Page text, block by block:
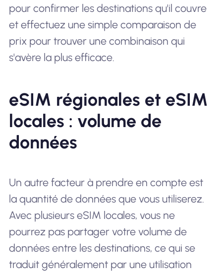
pour confirmer les destinations qu'il couvre
et effectuez une simple comparaison de
prix pour trouver une combinaison qui
s'avère la plus efficace.
eSIM régionales et eSIM
locales : volume de
données
Un autre facteur à prendre en compte est
la quantité de données que vous utiliserez.
Avec plusieurs eSIM locales, vous ne
pourrez pas partager votre volume de
données entre les destinations, ce qui se
traduit généralement par une utilisation